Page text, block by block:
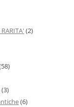
(2)
(3)
(6)